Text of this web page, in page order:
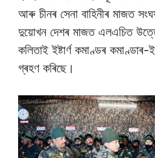
আৰু চীনৰ সেনা বাহিনীৰ মাজত
দুয়োখন দেশৰ মাজত এলএচিত
কলিতাই ইষ্টাৰ্ণ কমাণ্ডৰ কমাণ্ডাৰ-
গ্ৰহণ কৰিছে।